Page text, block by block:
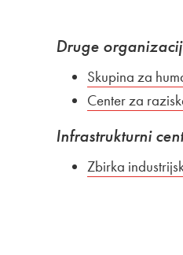
Druge
Skupina za
Center za
Infrastrukturni
ZZunanja
birka